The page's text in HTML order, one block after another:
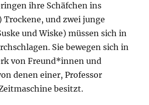
ihre Schäfchen ins
und zwei junge
und Wiske) müssen sich in
Sie bewegen sich in
von Freund*innen und
denen einer, Professor
besitzt.